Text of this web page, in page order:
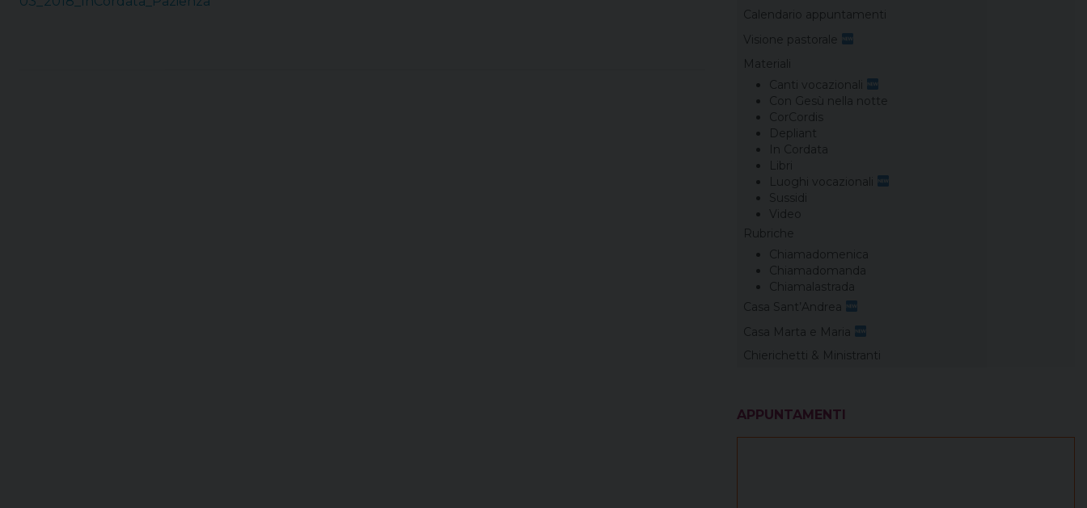
Calendario appuntamenti
Visione pastorale
Materiali
Canti vocazionali
Con Gesù nella notte
CorCordis
Depliant
In Cordata
Libri
Luoghi vocazionali
Sussidi
Video
Rubriche
Chiamadomenica
Chiamadomanda
Chiamalastrada
Casa Sant’Andrea
Casa Marta e Maria
Chierichetti & Ministranti
APPUNTAMENTI